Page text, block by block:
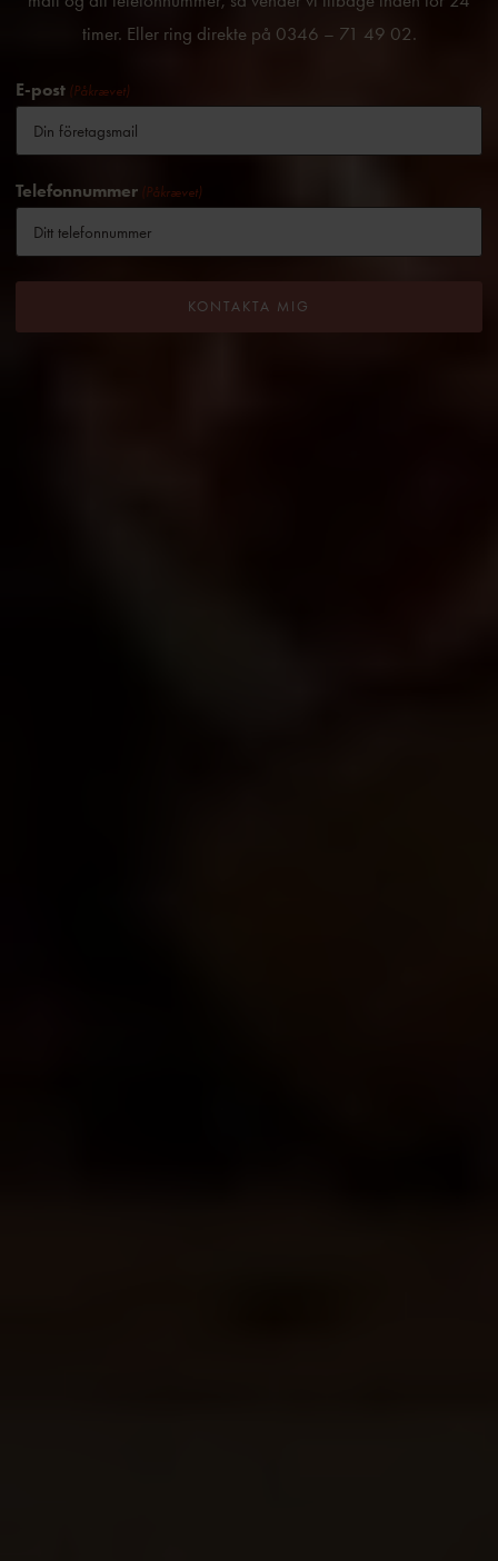
timer. Eller ring direkte på 0346 – 71 49 02.
E-post (Påkrævet)
Telefonnummer (Påkrævet)